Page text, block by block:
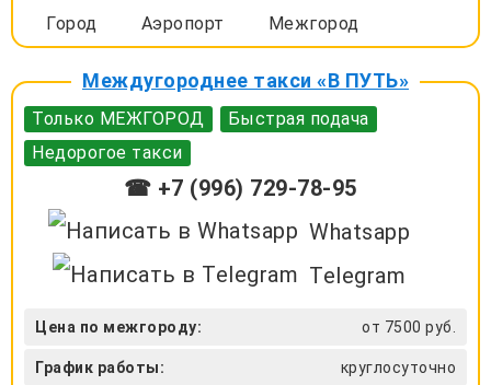
Город Аэропорт Межгород
Междугороднее такси «В ПУТЬ»
Только МЕЖГОРОД
Быстрая подача
Недорогое такси
☎ +7 (996) 729-78-95
Whatsapp
Telegram
Цена по межгороду: от 7500 руб.
График работы: круглосуточно